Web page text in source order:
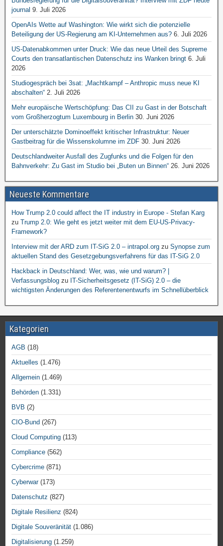
journal 9. Juli 2026
OpenAIs Wette auf Washington: Wie wirkt sich die potenzielle
Beteiligung der US-Regierung am KI-Unternehmen aus? 6. Juli 2026
US-Datenabkommen unter Druck: Wie das neue Urteil des Supreme
Courts den transatlantischen Datenschutz ins Wanken bringt 6. Juli
2026
Studiogespräch bei 3sat: „Machtkampf – Anthropic muss neue KI
abschalten“ 2. Juli 2026
Mehr europäische Wertschöpfung: Das CII zu Gast in der Botschaft
vom Großherzogtum Luxembourg in Berlin 30. Juni 2026
Der unterschätzte Dominoeffekt kritischer Infrastruktur: Neuer
Gastbeitrag für die Wissenskolumne im ZDF 30. Juni 2026
Deutschlandweiter Ausfall des Zugfunks und die Folgen für den
Bahnverkehr: Zu Gast im Studio bei „Buten un Binnen“ 26. Juni 2026
Neueste Kommentare
How Trump 2.0 could affect the IT industry in Europe - Stefan Karg
zu Trump 2.0: Wie geht es jetzt weiter mit dem EU-US-Privacy-
Framework?
Interview mit der ARD zum IT-SiG 2.0 – intrapol.org zu Synopse zum
aktuellen Stand des Gesetzgebungsverfahrens für das IT-SiG 2.0
Hackback in Deutschland: Wer, was, wie und warum? |
Verfassungsblog zu IT-Sicherheitsgesetz (IT-SiG) 2.0 – die
wichtigsten Änderungen des Referentenentwurfs im Schnellüberblick
Kategorien
AGB (18)
Aktuelles (1.476)
Allgemein (1.469)
Behörden (1.331)
BVB (2)
CIO-Bund (267)
Cloud Computing (113)
Compliance (562)
Cybercrime (871)
Cyberwar(173)
Datenschutz (827)
Digitale Resilienz (824)
Digitale Souveränität (1.086)
Digitalisierung (1.259)